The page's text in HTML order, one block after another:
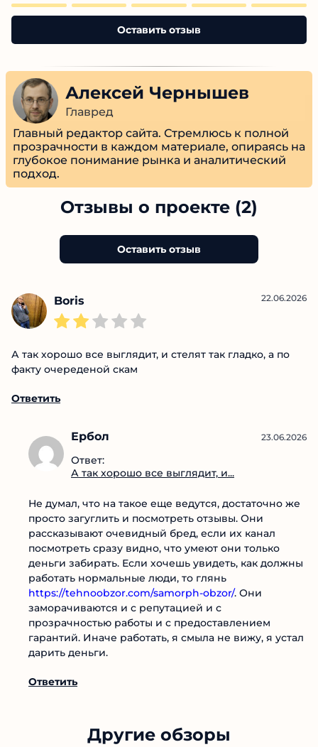
Оставить отзыв
Алексей Чернышев
Главред
Главный редактор сайта. Стремлюсь к полной
прозрачности в каждом материале, опираясь на
глубокое понимание рынка и аналитический
подход.
Отзывы о проекте (2)
Оставить отзыв
Boris 22.06.2026
А так хорошо все выглядит, и стелят так гладко, а по
факту очереденой скам
Ответить
Ербол
Ответ:
А так хорошо все выглядит, и...
23.06.2026
Не думал, что на такое еще ведутся, достаточно же
просто загуглить и посмотреть отзывы. Они
рассказывают очевидный бред, если их канал
посмотреть сразу видно, что умеют они только
деньги забирать. Если хочешь увидеть, как должны
работать нормальные люди, то глянь
https://tehnoobzor.com/samorph-obzor/. Они
заморачиваются и с репутацией и с
прозрачностью работы и с предоставлением
гарантий. Иначе работать, я смыла не вижу, я устал
дарить деньги.
Ответить
Другие обзоры